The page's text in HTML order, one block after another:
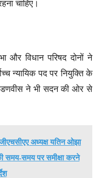
चाहिए।
और विधान परिषद दोनों ने
न्यायिक पद पर नियुक्ति के
ने भी सदन की ओर से
अध्यक्ष यतिन ओझा
समय-समय पर समीक्षा करने